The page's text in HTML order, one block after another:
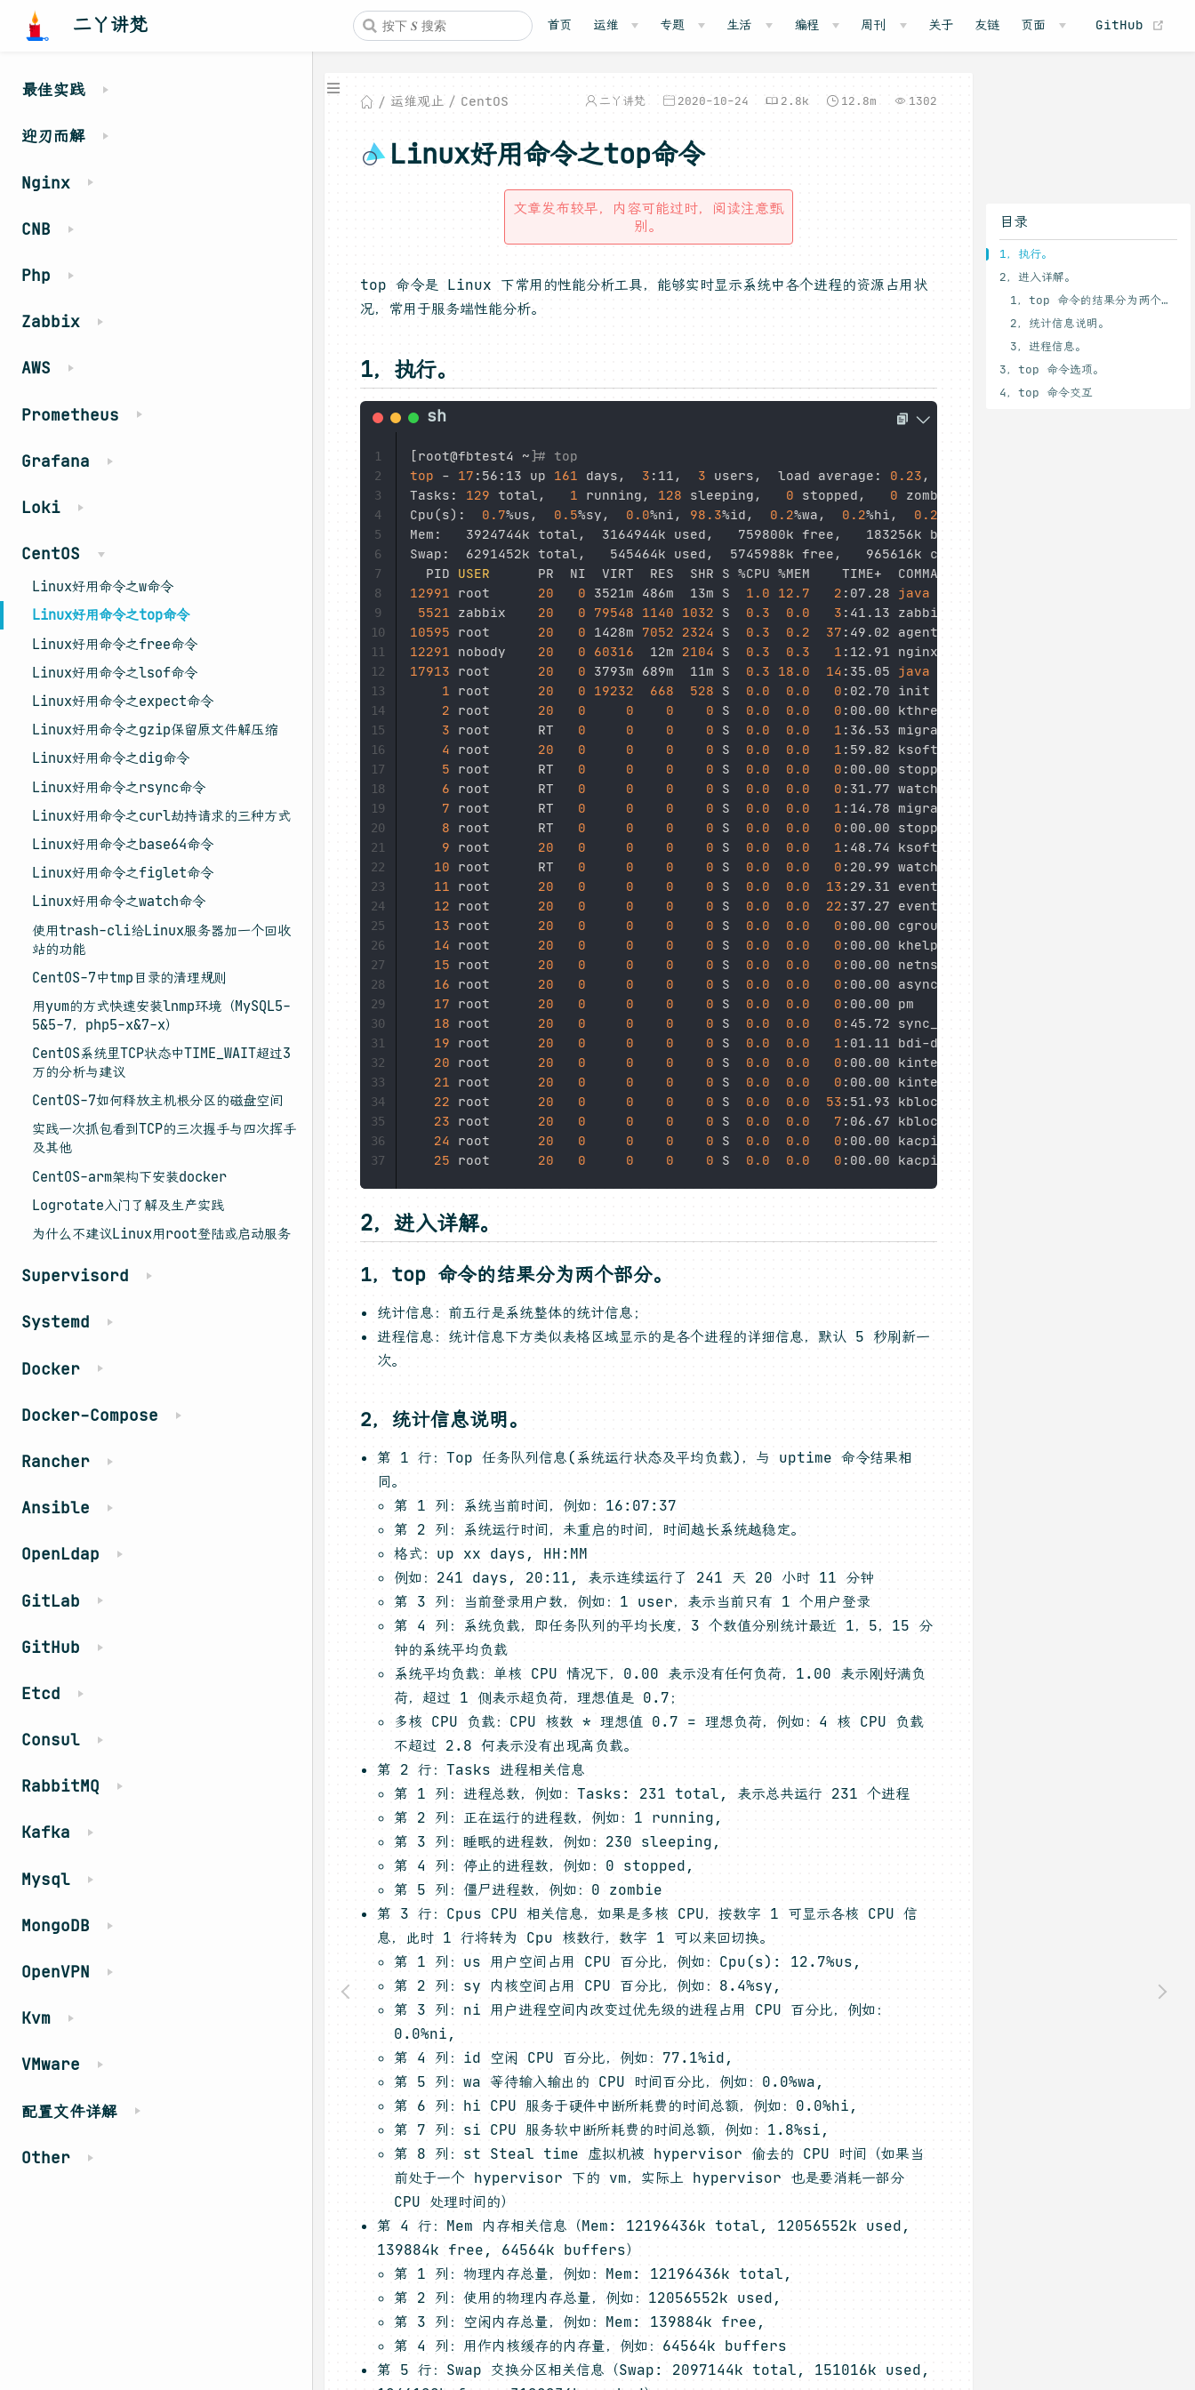
二丫讲梵 首页 运维 专题 生活 编程 周刊 关于 友链 页面 GitHub
最佳实践
迎刃而解
Nginx
CNB
Php
Zabbix
AWS
Prometheus
Grafana
Loki
CentOS
Linux好用命令之w命令
Linux好用命令之top命令
Linux好用命令之free命令
Linux好用命令之lsof命令
Linux好用命令之expect命令
Linux好用命令之gzip保留原文件解压缩
Linux好用命令之dig命令
Linux好用命令之rsync命令
Linux好用命令之curl劫持请求的三种方式
Linux好用命令之base64命令
Linux好用命令之figlet命令
Linux好用命令之watch命令
使用trash-cli给Linux服务器加一个回收
站的功能
CentOS-7中tmp目录的清理规则
用yum的方式快速安装lnmp环境（MySQL5-
5&5-7，php5-x&7-x）
CentOS系统里TCP状态中TIME_WAIT超过3
万的分析与建议
CentOS-7如何释放主机根分区的磁盘空间
实践一次抓包看到TCP的三次握手与四次挥手
及其他
CentOS-arm架构下安装docker
Logrotate入门了解及生产实践
为什么不建议Linux用root登陆或启动服务
Supervisord
Systemd
Docker
Docker-Compose
Rancher
Ansible
OpenLdap
GitLab
GitHub
Etcd
Consul
RabbitMQ
Kafka
Mysql
MongoDB
OpenVPN
Kvm
VMware
配置文件详解
Other
运维观止 CentOS 二丫讲梵 2020-10-24 2.8k 12.8m 1302
目录
1，执行。
2，进入详解。
1，top 命令的结果分为两个部分。
2，统计信息说明。
3，进程信息。
3，top 命令选项。
4，top 命令交互
Linux好用命令之top命令
文章发布较早，内容可能过时，阅读注意甄
别。
top 命令是 Linux 下常用的性能分析工具，能够实时显示系统中各个进程的资源占用状
况，常用于服务端性能分析。
1，执行。
[root@fbtest4 ~]# top
top - 17 :56:13 up 161 days, 3 :11, 3 users,  load average: 0.23 ,
Tasks: 129 total, 1 running, 128 sleeping, 0 stopped, 0 zombie
Cpu(s) : 0.7%us, 0.5%sy, 0.0%ni, 98.3%id, 0.2%wa, 0.2%hi, 0.2
Mem:   3924744k total,  3164944k used,   759800k free,   183256k buffers
Swap:  6291452k total,   545464k used,  5745988k free,   965616k cached
  PID
USER
12991 root 20 0 3521m 486m  13m S 1.0 12.7 2 :07.28 java
5521 zabbix 20 0 79548 1140 1032 S 0.3 0.0 3
10595 root 20 0 1428m 7052 2324 S 0.3 0.2 37
12291 nobody 20 0 60316
  12m
2104 S 0.3 0.3 1
17913 root 20 0 3793m 689m  11m S 0.3 18.0 14 :35.05 java
1 root 20 0 19232 668 528 S 0.0 0.0 0 :02.70 init
2 root 20 0 0 0 0 S 0.0 0.0 0 :00.00 kthreadd
3 root      RT 0 0 0 0 S 0.0 0.0 1 :36.53 migration/0
4 root 20 0 0 0 0 S 0.0 0.0 1 :59.82 ksoftirqd/0
5 root      RT 0 0 0 0 S 0.0 0.0 0 :00.00 stopper/0
6 root      RT 0 0 0 0 S 0.0 0.0 0 :31.77 watchdog/0
7 root      RT 0 0 0 0 S 0.0 0.0 1 :14.78 migration/1
8 root      RT 0 0 0 0 S 0.0 0.0 0 :00.00 stopper/1
9 root 20 0 0 0 0 S 0.0 0.0 1 :48.74 ksoftirqd/1
10 root      RT 0 0 0 0 S 0.0 0.0 0 :20.99 watchdog/1
11 root 20 0 0 0 0 S 0.0 0.0 13 :29.31 events/0
12 root 20 0 0 0 0 S 0.0 0.0 22 :37.27 events/1
13 root 20 0 0 0 0 S 0.0 0.0 0 :00.00 cgroup
14 root 20 0 0 0 0 S 0.0 0.0 0 :00.00 khelper
15 root 20 0 0 0 0 S 0.0 0.0 0 :00.00 netns
16 root 20 0 0 0 0 S 0.0 0.0 0 :00.00 async/mgr
17 root 20 0 0 0 0 S 0.0 0.0 0 :00.00 pm
18 root 20 0 0 0 0 S 0.0 0.0 0 :45.72 sync_supers
19 root 20 0 0 0 0 S 0.0 0.0 1 :01.11 bdi-default
20 root 20 0 0 0 0 S 0.0 0.0 0 :00.00 kintegrityd/0
21 root 20 0 0 0 0 S 0.0 0.0 0 :00.00 kintegrityd/1
22 root 20 0 0 0 0 S 0.0 0.0 53 :51.93 kblockd/0
23 root 20 0 0 0 0 S 0.0 0.0 7 :06.67 kblockd/1
24 root 20 0 0 0 0 S 0.0 0.0 0 :00.00 kacpid
25 root 20 0 0 0 0 S 0.0 0.0 0
1
2
3
4
5
6
7
8
9
10
11
12
13
14
15
16
17
18
19
20
21
22
23
24
25
26
27
28
29
30
31
32
33
34
35
36
37
2，进入详解。
1，top 命令的结果分为两个部分。
统计信息：前五行是系统整体的统计信息；
进程信息：统计信息下方类似表格区域显示的是各个进程的详细信息，默认 5 秒刷新一
次。
2，统计信息说明。
第 1 行：Top 任务队列信息(系统运行状态及平均负载)，与 uptime 命令结果相
同。
第 1 列：系统当前时间，例如：16:07:37
第 2 列：系统运行时间，未重启的时间，时间越长系统越稳定。
格式：up xx days, HH:MM
例如：241 days, 20:11, 表示连续运行了 241 天 20 小时 11 分钟
第 3 列：当前登录用户数，例如：1 user，表示当前只有 1 个用户登录
第 4 列：系统负载，即任务队列的平均长度，3 个数值分别统计最近 1，5，15 分
钟的系统平均负载
系统平均负载：单核 CPU 情况下，0.00 表示没有任何负荷，1.00 表示刚好满负
荷，超过 1 侧表示超负荷，理想值是 0.7；
多核 CPU 负载：CPU 核数 * 理想值 0.7 = 理想负荷，例如：4 核 CPU 负载
不超过 2.8 何表示没有出现高负载。
第 2 行：Tasks 进程相关信息
第 1 列：进程总数，例如：Tasks: 231 total, 表示总共运行 231 个进程
第 2 列：正在运行的进程数，例如：1 running,
第 3 列：睡眠的进程数，例如：230 sleeping,
第 4 列：停止的进程数，例如：0 stopped,
第 5 列：僵尸进程数，例如：0 zombie
第 3 行：Cpus CPU 相关信息，如果是多核 CPU，按数字 1 可显示各核 CPU 信
息，此时 1 行将转为 Cpu 核数行，数字 1 可以来回切换。
第 1 列：us 用户空间占用 CPU 百分比，例如：Cpu(s): 12.7%us,
第 2 列：sy 内核空间占用 CPU 百分比，例如：8.4%sy,
第 3 列：ni 用户进程空间内改变过优先级的进程占用 CPU 百分比，例如：
0.0%ni,
第 4 列：id 空闲 CPU 百分比，例如：77.1%id,
第 5 列：wa 等待输入输出的 CPU 时间百分比，例如：0.0%wa,
第 6 列：hi CPU 服务于硬件中断所耗费的时间总额，例如：0.0%hi,
第 7 列：si CPU 服务软中断所耗费的时间总额，例如：1.8%si,
第 8 列：st Steal time 虚拟机被 hypervisor 偷去的 CPU 时间（如果当
前处于一个 hypervisor 下的 vm，实际上 hypervisor 也是要消耗一部分
CPU 处理时间的）
第 4 行：Mem 内存相关信息（Mem: 12196436k total, 12056552k used,
139884k free, 64564k buffers）
第 1 列：物理内存总量，例如：Mem: 12196436k total,
第 2 列：使用的物理内存总量，例如：12056552k used,
第 3 列：空闲内存总量，例如：Mem: 139884k free,
第 4 列：用作内核缓存的内存量，例如：64564k buffers
第 5 行：Swap 交换分区相关信息（Swap: 2097144k total, 151016k used,